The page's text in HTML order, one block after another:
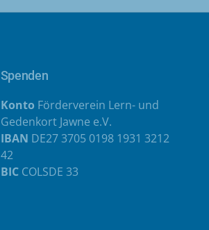
Spenden
Konto Förderverein Lern- und
Gedenkort Jawne e.V.
IBAN DE27 3705 0198 1931 3212
42
BICCOLSDE 33